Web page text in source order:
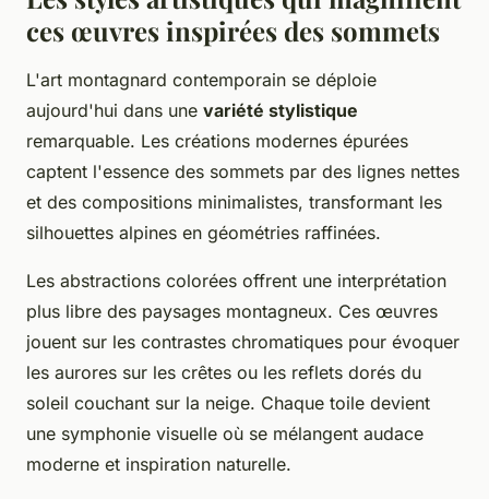
ces œuvres inspirées des sommets
L'art montagnard contemporain se déploie
aujourd'hui dans une variété stylistique
remarquable. Les créations modernes épurées
captent l'essence des sommets par des lignes nettes
et des compositions minimalistes, transformant les
silhouettes alpines en géométries raffinées.
Les abstractions colorées offrent une interprétation
plus libre des paysages montagneux. Ces œuvres
jouent sur les contrastes chromatiques pour évoquer
les aurores sur les crêtes ou les reflets dorés du
soleil couchant sur la neige. Chaque toile devient
une symphonie visuelle où se mélangent audace
moderne et inspiration naturelle.